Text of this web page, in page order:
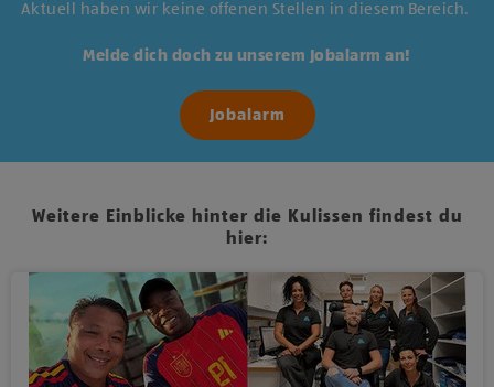
Aktuell haben wir keine offenen Stellen in diesem Bereich.
Melde dich doch zu unserem Jobalarm an!
Jobalarm
Weitere Einblicke hinter die Kulissen findest du
hier: